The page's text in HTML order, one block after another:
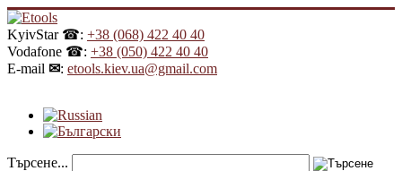
KyivStar ☎: +38 (068) 422 40 40
Vodafone ☎: +38 (050) 422 40 40
E-mail ✉: etools.kiev.ua@gmail.com
Търсене...